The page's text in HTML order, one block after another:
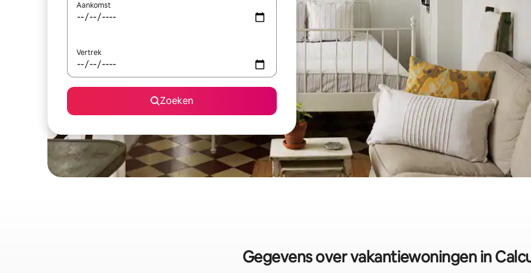
Aankomst
Vertrek
Zoeken
Gegevens over vakantiewoningen in